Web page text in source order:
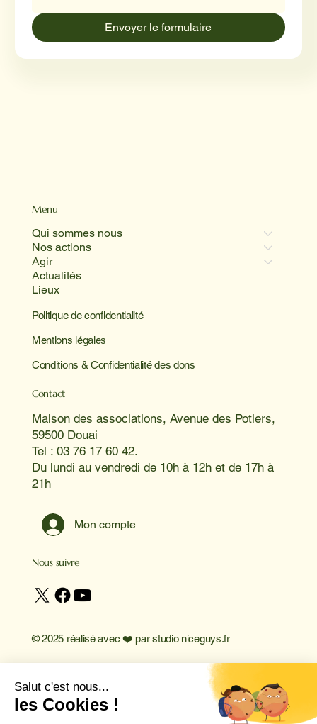
Menu
Qui sommes nous
Nos actions
Agir
Actualités
Lieux
Politique de confidentialité
Mentions légales
Conditions & Confidentialité des dons
Contact
Maison des associations, Avenue des Potiers,
59500 Douai
Tel : 03 76 17 60 42.
Du lundi au vendredi de 10h à 12h et de 17h à
21h
Mon compte
Nous suivre
© 2025 réalisé avec ❤️ parstudio niceguys.fr
Envoyer le formulaire